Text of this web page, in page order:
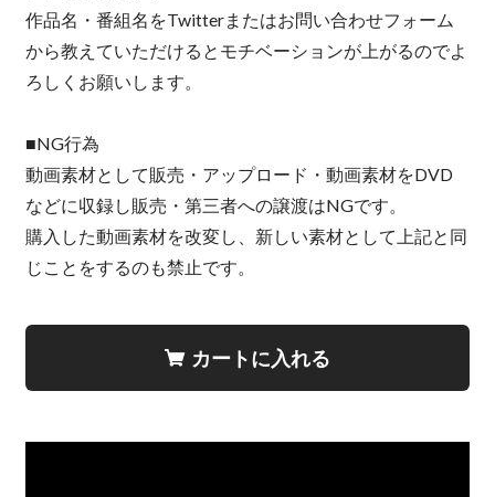
作品名・番組名をTwitterまたはお問い合わせフォーム
から教えていただけるとモチベーションが上がるのでよ
ろしくお願いします。
■NG行為
動画素材として販売・アップロード・動画素材をDVD
などに収録し販売・第三者への譲渡はNGです。
購入した動画素材を改変し、新しい素材として上記と同
じことをするのも禁止です。
カートに入れる